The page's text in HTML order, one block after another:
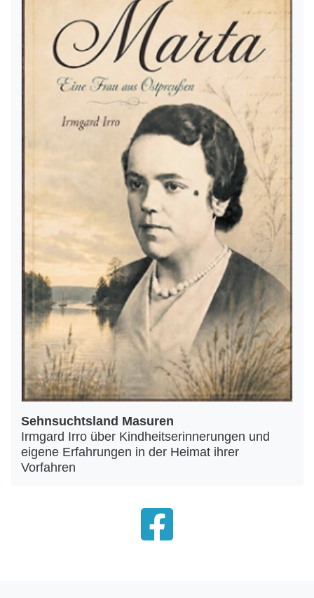
Sehnsuchtsland Masuren
Irmgard Irro über Kindheitserinnerungen und
eigene Erfahrungen in der Heimat ihrer
Vorfahren